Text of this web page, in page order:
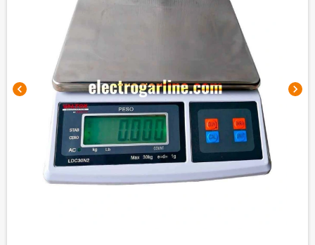
chevron_left chevron_right